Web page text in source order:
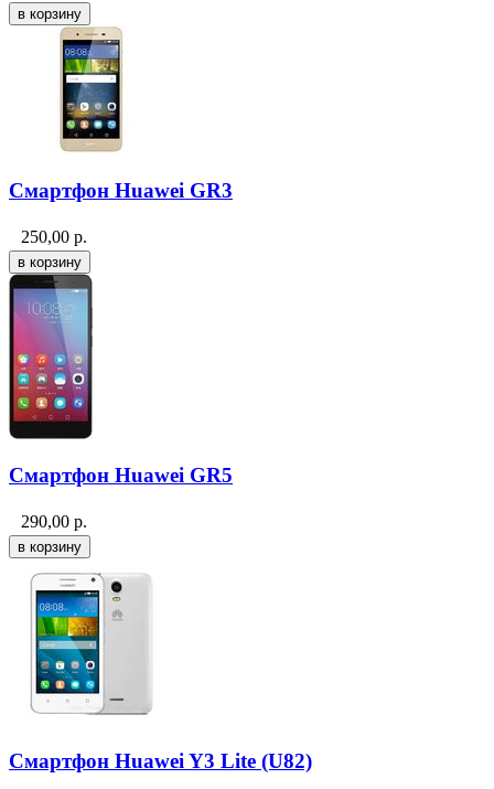
Смартфон Huawei GR3
250,00 р.
Смартфон Huawei GR5
290,00 р.
Смартфон Huawei Y3 Lite (U82)